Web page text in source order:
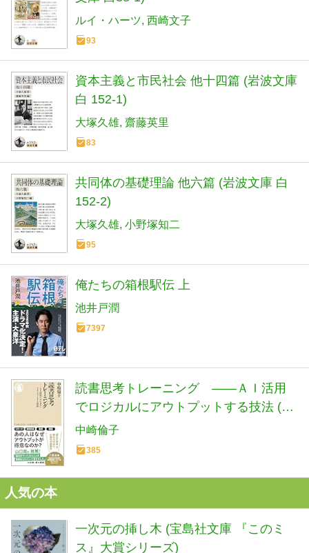
ルイ・ハーツ 西崎文子
93
資本主義と市民社会 他十四篇 (岩波文庫
白 152-1)
大塚久雄 齋藤英里
83
共同体の基礎理論 他六篇 (岩波文庫 白
152-2)
大塚久雄 小野塚知二
95
俺たちの箱根駅伝 上
池井戸潤
7397
読書思考トレーニング ――ＡＩ活用
でロジカルにアウトプットする技法 (ち
くま新書 １９０１)
中崎倫子
385
人気の本
一次元の挿し木 (宝島社文庫 『このミ
ス』大賞シリーズ)